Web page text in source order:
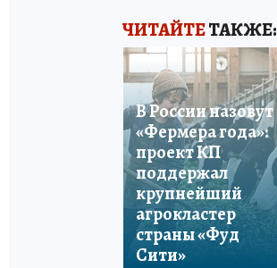
ЧИТАЙТЕТАКЖЕ:
В России назовут
«Фермера года»:
проект КП
поддержал
крупнейший
агрокластер
страны «Фуд
Сити»